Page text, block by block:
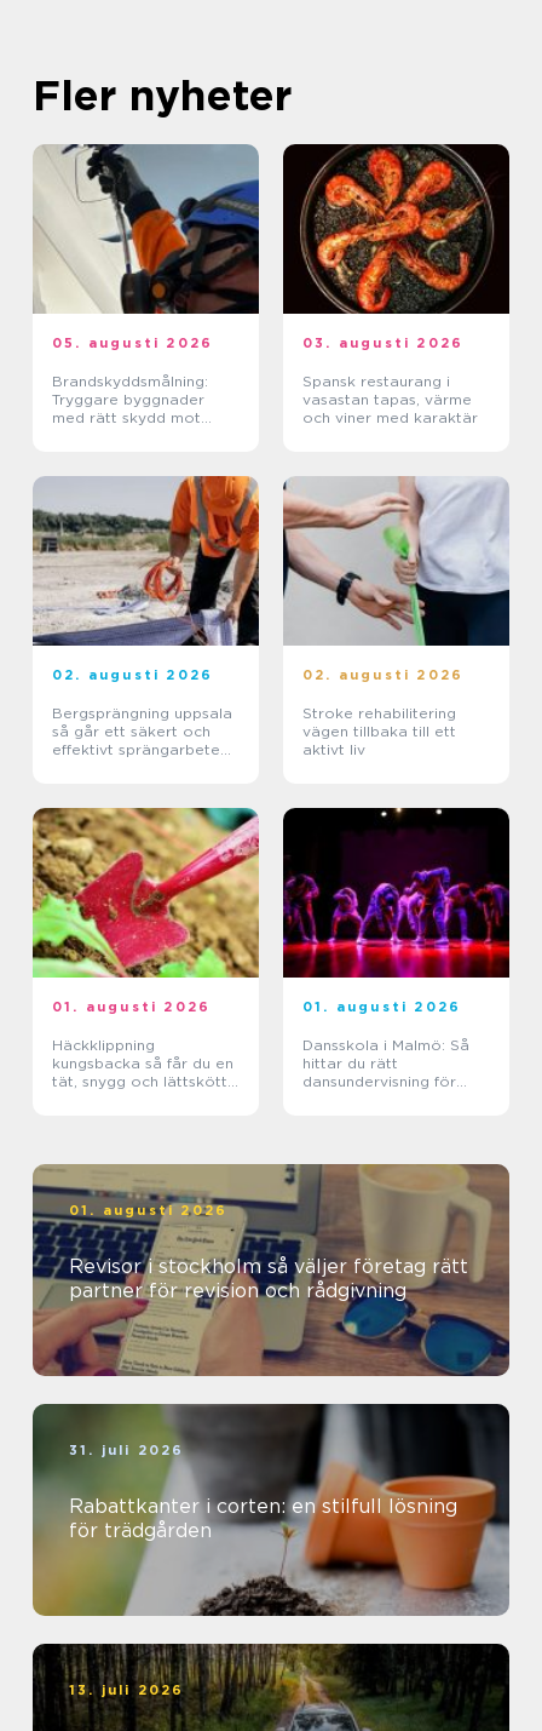
Fler nyheter
05. augusti 2026
Brandskyddsmålning:
Tryggare byggnader
med rätt skydd mot
03. augusti 2026
Spansk restaurang i
vasastan tapas, värme
och viner med karaktär
02. augusti 2026
Bergsprängning uppsala
så går ett säkert och
effektivt sprängarbete
02. augusti 2026
Stroke rehabilitering
vägen tillbaka till ett
aktivt liv
01. augusti 2026
Häckklippning
kungsbacka så får du en
tät, snygg och lättskött
01. augusti 2026
Dansskola i Malmö: Så
hittar du rätt
dansundervisning för
01. augusti 2026
Revisor i stockholm så väljer företag rätt
partner för revision och rådgivning
31. juli 2026
Rabattkanter i corten: en stilfull lösning
för trädgården
13. juli 2026